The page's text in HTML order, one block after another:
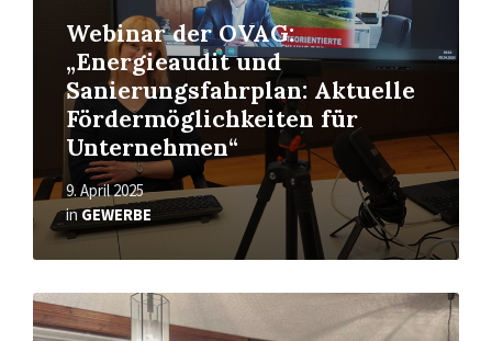
Webinar der OVAG:
„Energieaudit und
Sanierungsfahrplan: Aktuelle
Fördermöglichkeiten für
Unternehmen“
9. April 2025
inGEWERBE
Read
More